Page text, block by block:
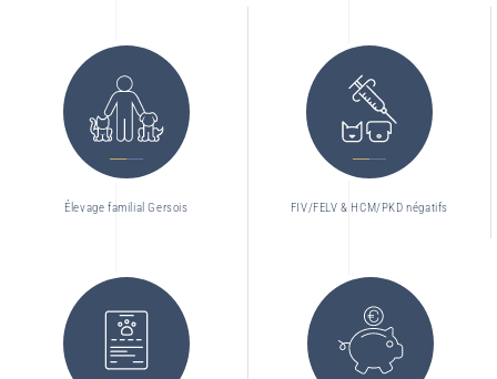
Élevage familial Gersois FIV/FELV & HCM/PKD négatifs